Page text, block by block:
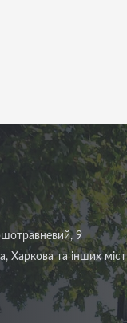
9
Харкова та інших міст